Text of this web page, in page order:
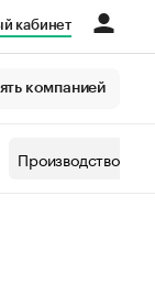
кабинет
компанией
Производство